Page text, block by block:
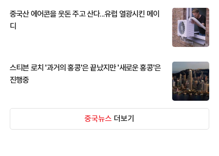
중국산 에어콘을 웃돈 주고 산다...유럽 열광시킨 메이
디
스티븐 로치 '과거의 홍콩'은 끝났지만 '새로운 홍콩'은
진행중
중국뉴스 더보기